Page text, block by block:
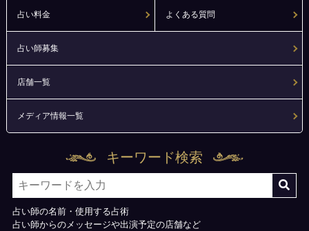
占い料金 よくある質問
占い師募集
店舗一覧
メディア情報一覧
キーワード検索
占い師の名前・使用する占術
占い師からのメッセージや出演予定の店舗など